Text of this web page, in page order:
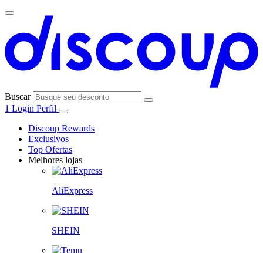
Buscar
1 Login Perfil
Discoup Rewards
Exclusivos
Top Ofertas
Melhores lojas
AliExpress
SHEIN